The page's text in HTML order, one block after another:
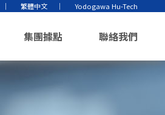
繁體中文 Yodogawa Hu-Tech
集團據點 聯絡我們